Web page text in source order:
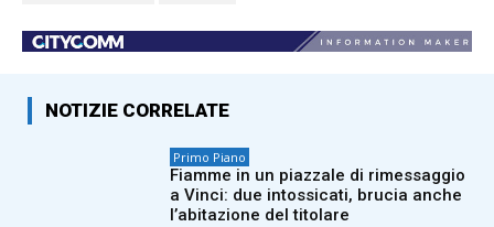
NOTIZIE CORRELATE
Primo Piano
Fiamme in un piazzale di rimessaggio
a Vinci: due intossicati, brucia anche
l’abitazione del titolare